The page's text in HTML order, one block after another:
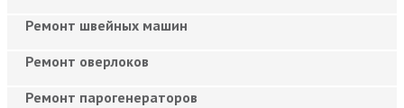
Ремонт швейных машин
Ремонт оверлоков
Ремонт парогенераторов